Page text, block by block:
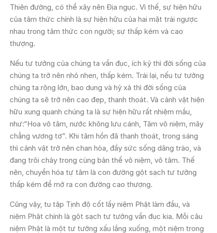
Thiên đường, có thể xây nên Địa ngục. Vì thế, sự hiện hữu
của tâm thức chính là sự hiện hữu của hai mặt trái ngược
nhau trong tâm thức con người; sự thấp kém và cao
thượng.
Nếu tư tưởng của chúng ta vẩn đục, ích kỷ thì đời sống của
chúng ta trở nên nhỏ nhen, thấp kém. Trái lại, nếu tư tưởng
chúng ta rộng lớn, bao dung và hỷ xả thì đời sống của
chúng ta sẽ trở nên cao đẹp, thanh thoát. Và cảnh vật hiện
hữu xung quanh chúng ta là sự hiện hữu rất nhiệm mầu,
như:“Hoa vô tâm, nước không lưu cánh, Tâm vô niệm, mây
chẳng vương tơ”. Khi tâm hồn đã thanh thoát, trong sáng
thì cảnh vật trở nên chan hòa, đầy sức sống dâng trào, và
đang trôi chảy trong cùng bản thể vô niệm, vô tâm. Thế
nên, chuyển hóa tự tâm là con đường gột sạch tư tưởng
thấp kém để mở ra con đường cao thượng.
Cũng vậy, tu tập Tịnh độ cốt lấy niệm Phật làm đầu, và
niệm Phật chính là gột sạch tư tưởng vẩn đục kia. Mỗi câu
niệm Phật là một tư tưởng xấu lắng xuống, một niệm trong